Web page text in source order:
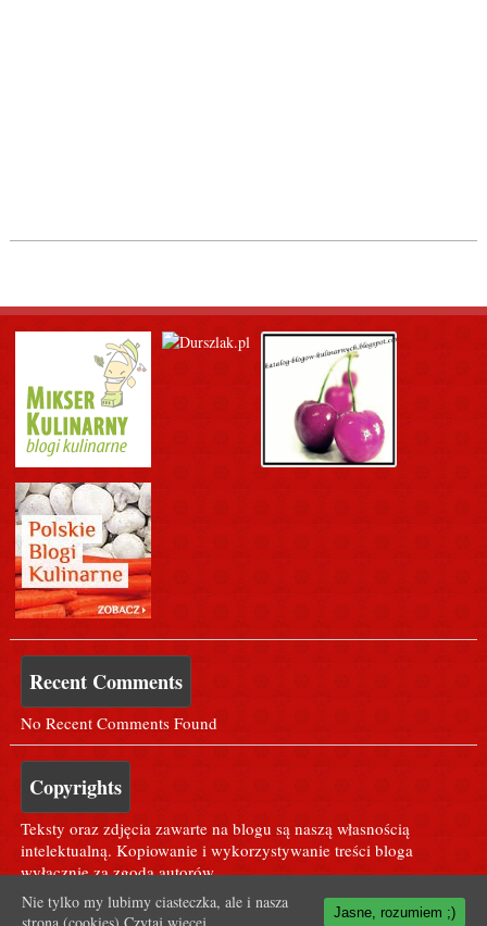
Recent Comments
No Recent Comments Found
Copyrights
Teksty oraz zdjęcia zawarte na blogu są naszą własnością
intelektualną. Kopiowanie i wykorzystywanie treści bloga
wyłącznie za zgodą autorów.
Nie tylko my lubimy ciasteczka, ale i nasza
Jasne, rozumiem ;)